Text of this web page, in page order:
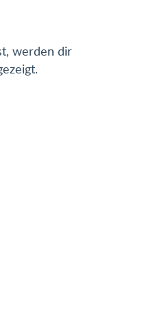
werden dir